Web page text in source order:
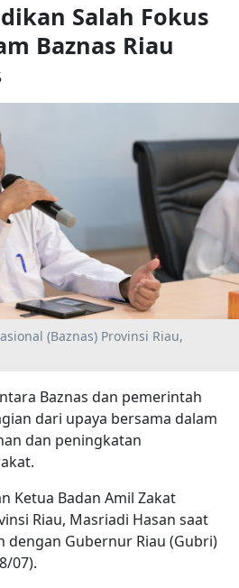
Salah Fokus
Baznas Riau
(Baznas) Provinsi Riau,
Baznas dan pemerintah
dari upaya bersama dalam
dan peningkatan
Ketua Badan Amil Zakat
Riau, Masriadi Hasan saat
dengan Gubernur Riau (Gubri)
07).